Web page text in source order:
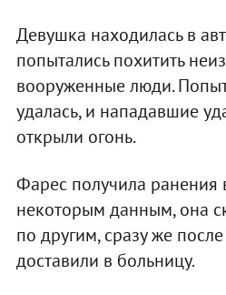
Девушка находилась в
попытались похитить
вооруженные люди.
удалась, и нападавшие
открыли огонь.
Фарес получила ранения
некоторым данным, она
по другим, сразу же после
доставили в больницу.